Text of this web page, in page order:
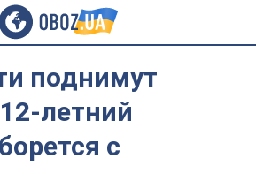
поднимут
летний
с